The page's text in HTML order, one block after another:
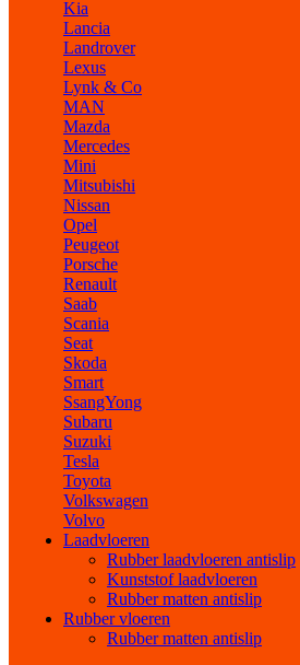
Kia
Lancia
Landrover
Lexus
Lynk & Co
MAN
Mazda
Mercedes
Mini
Mitsubishi
Nissan
Opel
Peugeot
Porsche
Renault
Saab
Scania
Seat
Skoda
Smart
SsangYong
Subaru
Suzuki
Tesla
Toyota
Volkswagen
Volvo
Laadvloeren
Rubber laadvloeren antislip
Kunststof laadvloeren
Rubber matten antislip
Rubber vloeren
Rubber matten antislip